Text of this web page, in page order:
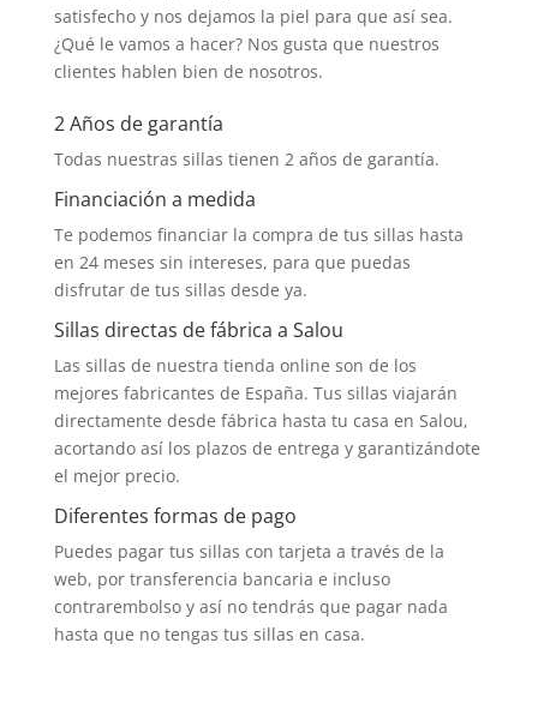
satisfecho y nos dejamos la piel para que así sea.
¿Qué le vamos a hacer? Nos gusta que nuestros
clientes hablen bien de nosotros.
2 Años de garantía
Todas nuestras sillas tienen 2 años de garantía.
Financiación a medida
Te podemos financiar la compra de tus sillas hasta
en 24 meses sin intereses, para que puedas
disfrutar de tus sillas desde ya.
Sillas directas de fábrica a Salou
Las sillas de nuestra tienda online son de los
mejores fabricantes de España. Tus sillas viajarán
directamente desde fábrica hasta tu casa en Salou,
acortando así los plazos de entrega y garantizándote
el mejor precio.
Diferentes formas de pago
Puedes pagar tus sillas con tarjeta a través de la
web, por transferencia bancaria e incluso
contrarembolso y así no tendrás que pagar nada
hasta que no tengas tus sillas en casa.